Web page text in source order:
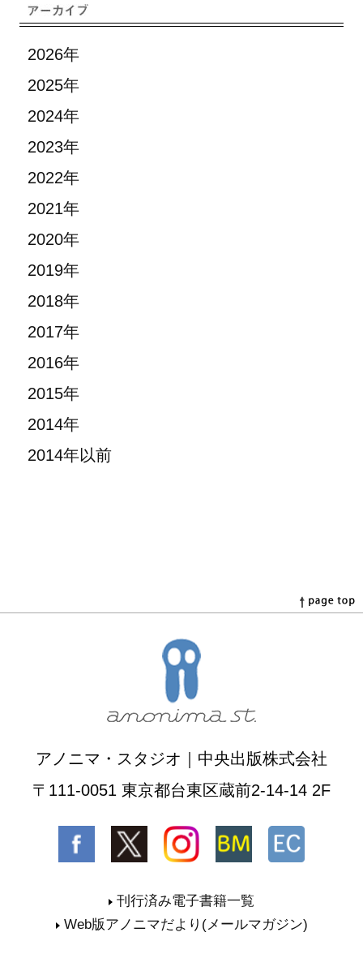
2026年
2025年
2024年
2023年
2022年
2021年
2020年
2019年
2018年
2017年
2016年
2015年
2014年
2014年以前
アノニマ・スタジオ｜中央出版株式会社
〒111-0051 東京都台東区蔵前2-14-14 2F
刊行済み電子書籍一覧
Web版アノニマだより(メールマガジン)